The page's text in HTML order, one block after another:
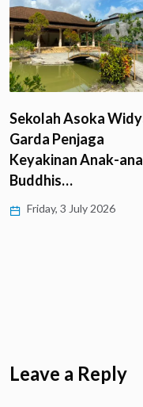
Sekolah Asoka
Garda Penjaga
Keyakinan Anak-
Buddhis…
Friday, 3 July 2026
Leave a Reply